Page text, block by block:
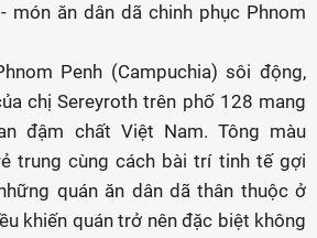
món ăn dân dã chinh phục Phnom
Penh (Campuchia) sôi động,
chị Sereyroth trên phố 128 mang
đậm chất Việt Nam. Tông màu
trung cùng cách bài trí tinh tế gợi
quán ăn dân dã thân thuộc ở
khiến quán trở nên đặc biệt không